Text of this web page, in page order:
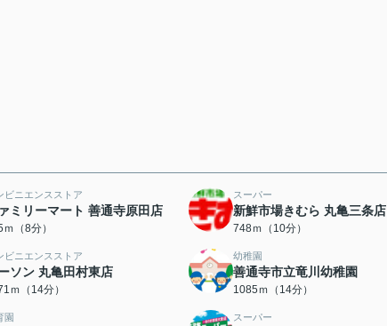
ビニエンスストア
ミリーマート 善通寺原田店
（8分）
スーパー
新鮮市場きむら 丸亀三条店
748ｍ（10分）
ビニエンスストア
ソン 丸亀田村東店
ｍ（14分）
幼稚園
善通寺市立竜川幼稚園
1085ｍ（14分）
園 スーパー